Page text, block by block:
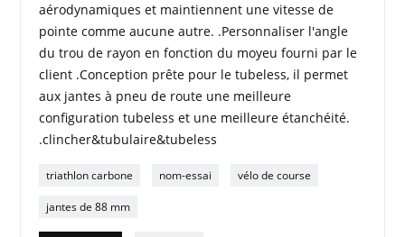
aérodynamiques et maintiennent une vitesse de
pointe comme aucune autre. .Personnaliser l'angle
du trou de rayon en fonction du moyeu fourni par le
client .Conception prête pour le tubeless, il permet
aux jantes à pneu de route une meilleure
configuration tubeless et une meilleure étanchéité.
.clincher&tubulaire&tubeless
triathlon carbone nom-essai vélo de course
jantes de 88 mm